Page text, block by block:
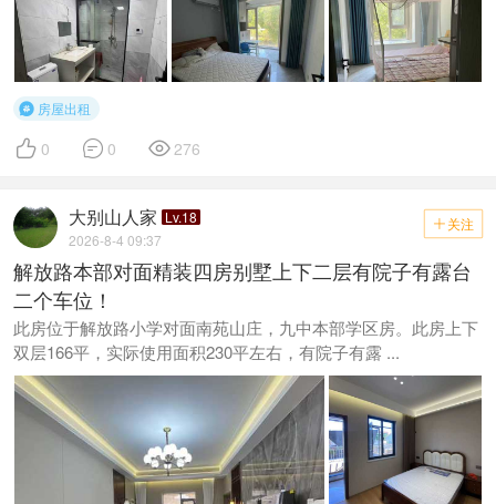
 房屋出租
 0  0  276
 关注
大别山人家 Lv.18
2026-8-4 09:37
解放路本部对面精装四房别墅上下二层有院子有露台
二个车位！
此房位于解放路小学对面南苑山庄，九中本部学区房。此房上下
双层166平，实际使用面积230平左右，有院子有露 ...